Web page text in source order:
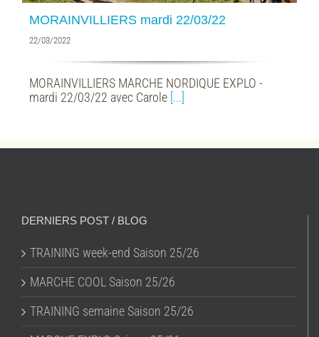
MORAINVILLIERS mardi 22/03/22
22/03/2022
MORAINVILLIERS MARCHE NORDIQUE EXPLO -
mardi 22/03/22 avec Carole [...]
DERNIERS POST / BLOG
TRAINING week-end Saison 25/26
MARCHE COOL Saison 25/26
TRAINING semaine Saison 25/26